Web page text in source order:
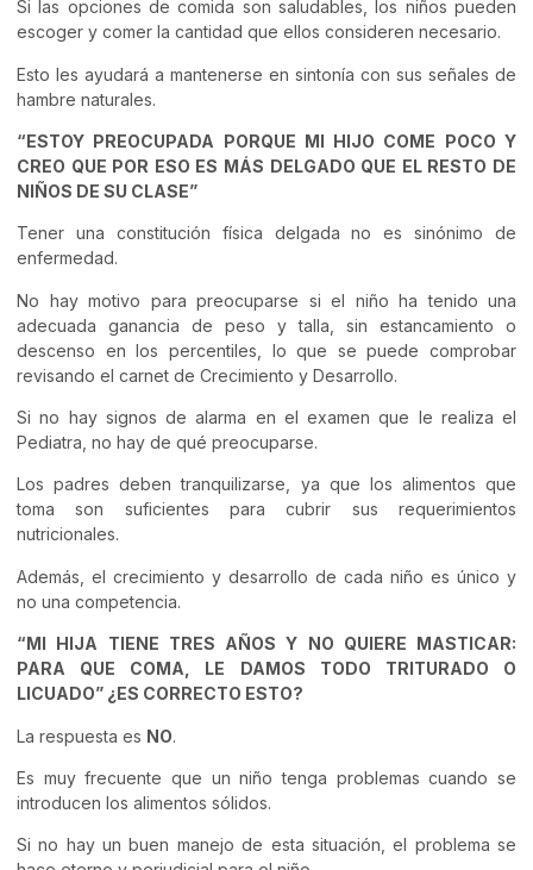
Si las opciones de comida son saludables, los niños pueden
escoger y comer la cantidad que ellos consideren necesario.
Esto les ayudará a mantenerse en sintonía con sus señales de
hambre naturales.
“ESTOY PREOCUPADA PORQUE MI HIJO COME POCO Y
CREO QUE POR ESO ES MÁS DELGADO QUE EL RESTO DE
NIÑOS DE SU CLASE”
Tener una constitución física delgada no es sinónimo de
enfermedad.
No hay motivo para preocuparse si el niño ha tenido una
adecuada ganancia de peso y talla, sin estancamiento o
descenso en los percentiles, lo que se puede comprobar
revisando el carnet de Crecimiento y Desarrollo.
Si no hay signos de alarma en el examen que le realiza el
Pediatra, no hay de qué preocuparse.
Los padres deben tranquilizarse, ya que los alimentos que
toma son suficientes para cubrir sus requerimientos
nutricionales.
Además, el crecimiento y desarrollo de cada niño es único y
no una competencia.
“MI HIJA TIENE TRES AÑOS Y NO QUIERE MASTICAR:
PARA QUE COMA, LE DAMOS TODO TRITURADO O
LICUADO” ¿ES CORRECTO ESTO?
La respuesta es NO.
Es muy frecuente que un niño tenga problemas cuando se
introducen los alimentos sólidos.
Si no hay un buen manejo de esta situación, el problema se